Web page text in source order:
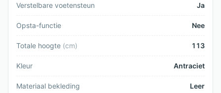
Verstelbare voetensteun Ja
Opsta-functie Nee
Totale hoogte (cm) 113
Kleur Antraciet
Materiaal bekleding Leer